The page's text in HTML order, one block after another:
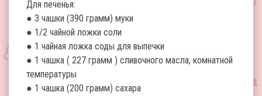
Для печенья:
● 3 чашки (390 грамм) муки
● 1/2 чайной ложки соли
● 1 чайная ложка соды для выпечки
● 1 чашка ( 227 грамм ) сливочного масла, комнатной
температуры
● 1 чашка (200 грамм) сахара